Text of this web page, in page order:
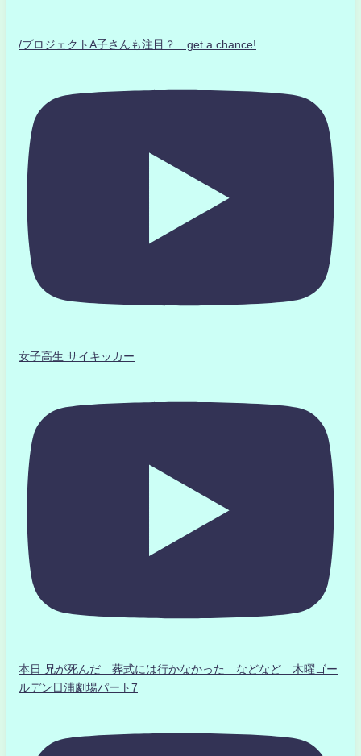
/プロジェクトA子さんも注目？ get a chance!
女子高生 サイキッカー
本日 兄が死んだ 葬式には行かなかった などなど 木曜ゴー
ルデン日浦劇場パート7